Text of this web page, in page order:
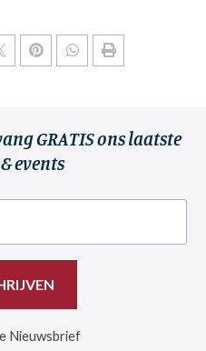
GRATIS ons laatste
events
Nieuwsbrief